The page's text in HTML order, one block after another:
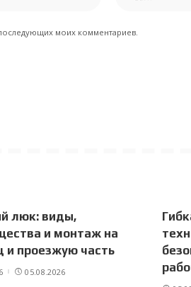
моих комментариев.
люк: виды,
и монтаж на
и проезжую часть
05.08.2026